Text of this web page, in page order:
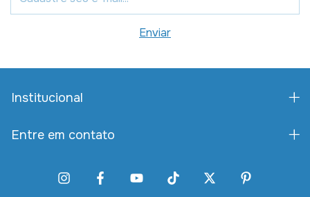
Institucional
Entre em contato